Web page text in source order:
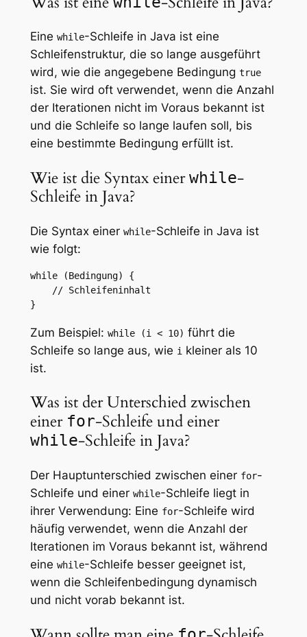
Eine while-Schleife in Java ist eine
Schleifenstruktur, die so lange ausgeführt
wird, wie die angegebene Bedingung true
ist. Sie wird oft verwendet, wenn die Anzahl
der Iterationen nicht im Voraus bekannt ist
und die Schleife so lange laufen soll, bis
eine bestimmte Bedingung erfüllt ist.
Wie ist die Syntax einerwhile-
Schleife in Java?
Die Syntax einer while-Schleife in Java ist
wie folgt:
while (Bedingung) {
}
Zum Beispiel: while (i < 10) führt die
Schleife so lange aus, wie ikleiner als 10
ist.
Was ist der Unterschied zwischen
einer for-Schleife und einer
while-Schleife in Java?
Der Hauptunterschied zwischen einer for-
Schleife und einer while-Schleife liegt in
ihrer Verwendung: Eine for-Schleife wird
häufig verwendet, wenn die Anzahl der
Iterationen im Voraus bekannt ist, während
eine while-Schleife besser geeignet ist,
wenn die Schleifenbedingung dynamisch
und nicht vorab bekannt ist.